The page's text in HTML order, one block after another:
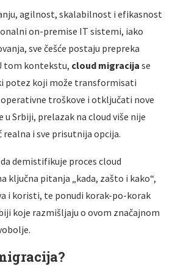
agilnost, skalabilnost i efikasnost
on-premise IT sistemi, iako
sve češće postaju prepreka
tom kontekstu, cloud migracija se
potez koji može transformisati
troškove i otključati nove
Srbiji, prelazak na cloud više nije
i sve prisutnija opcija.
demistifikuje proces cloud
ključna pitanja „kada, zašto i kako“,
i koristi, te ponudi korak-po-korak
koje razmišljaju o ovom značajnom